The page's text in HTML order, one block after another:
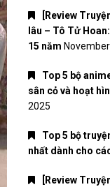
[Review
lâu – Tô Tử
15 năm
Top 5 bộ
sân cỏ và hoạt
2025
Top 5 bộ
nhất dành cho
[Review